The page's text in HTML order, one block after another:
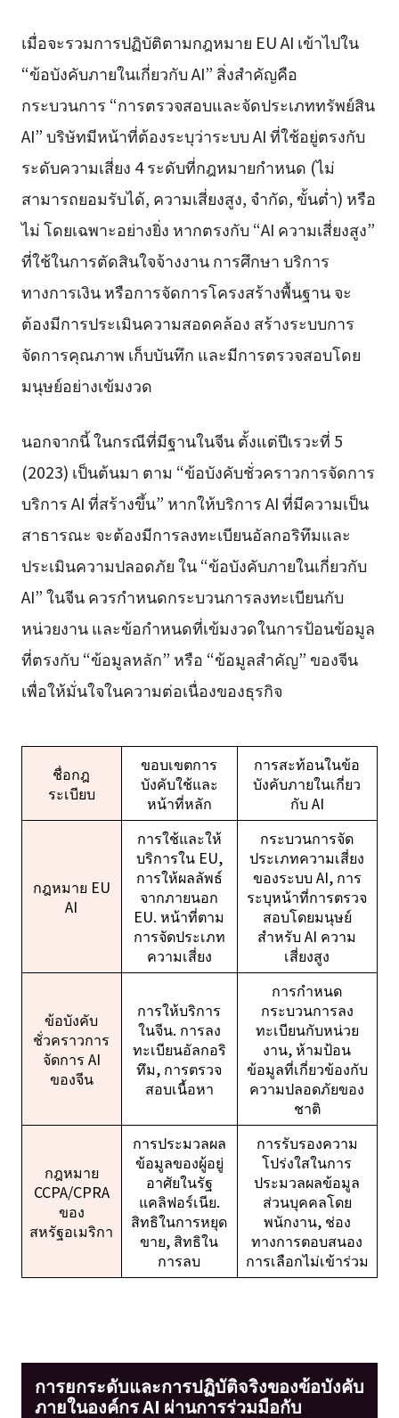
เมื่อจะรวมการปฏิบัติตามกฎหมาย EU AI เข้าไปใน
“ข้อบังคับภายในเกี่ยวกับ AI” สิ่งสำคัญคือ
กระบวนการ “การตรวจสอบและจัดประเภททรัพย์สิน
AI” บริษัทมีหน้าที่ต้องระบุว่าระบบ AI ที่ใช้อยู่ตรงกับ
ระดับความเสี่ยง 4 ระดับที่กฎหมายกำหนด (ไม่
สามารถยอมรับได้, ความเสี่ยงสูง, จำกัด, ขั้นต่ำ) หรือ
ไม่ โดยเฉพาะอย่างยิ่ง หากตรงกับ “AI ความเสี่ยงสูง”
ที่ใช้ในการตัดสินใจจ้างงาน การศึกษา บริการ
ทางการเงิน หรือการจัดการโครงสร้างพื้นฐาน จะ
ต้องมีการประเมินความสอดคล้อง สร้างระบบการ
จัดการคุณภาพ เก็บบันทึก และมีการตรวจสอบโดย
มนุษย์อย่างเข้มงวด
นอกจากนี้ ในกรณีที่มีฐานในจีน ตั้งแต่ปีเรวะที่ 5
(2023) เป็นต้นมา ตาม “ข้อบังคับชั่วคราวการจัดการ
บริการ AI ที่สร้างขึ้น” หากให้บริการ AI ที่มีความเป็น
สาธารณะ จะต้องมีการลงทะเบียนอัลกอริทึมและ
ประเมินความปลอดภัย ใน “ข้อบังคับภายในเกี่ยวกับ
AI” ในจีน ควรกำหนดกระบวนการลงทะเบียนกับ
หน่วยงาน และข้อกำหนดที่เข้มงวดในการป้อนข้อมูล
ที่ตรงกับ “ข้อมูลหลัก” หรือ “ข้อมูลสำคัญ” ของจีน
เพื่อให้มั่นใจในความต่อเนื่องของธุรกิจ
ชื่อกฎ
ระเบียบ
ขอบเขตการ
บังคับใช้และ
หน้าที่หลัก
การสะท้อนในข้อ
บังคับภายในเกี่ยว
กับ AI
กฎหมาย EU
AI
การใช้และให้
บริการใน EU,
การให้ผลลัพธ์
จากภายนอก
EU. หน้าที่ตาม
การจัดประเภท
ความเสี่ยง
กระบวนการจัด
ประเภทความเสี่ยง
ของระบบ AI, การ
ระบุหน้าที่การตรวจ
สอบโดยมนุษย์
สำหรับ AI ความ
เสี่ยงสูง
ข้อบังคับ
ชั่วคราวการ
จัดการ AI
ของจีน
การให้บริการ
ในจีน. การลง
ทะเบียนอัลกอริ
ทึม, การตรวจ
สอบเนื้อหา
การกำหนด
กระบวนการลง
ทะเบียนกับหน่วย
งาน, ห้ามป้อน
ข้อมูลที่เกี่ยวข้องกับ
ความปลอดภัยของ
ชาติ
กฎหมาย
CCPA/CPRA
ของ
สหรัฐอเมริกา
การประมวลผล
ข้อมูลของผู้อยู่
อาศัยในรัฐ
แคลิฟอร์เนีย.
สิทธิในการหยุด
ขาย, สิทธิใน
การลบ
การรับรองความ
โปร่งใสในการ
ประมวลผลข้อมูล
ส่วนบุคคลโดย
พนักงาน, ช่อง
ทางการตอบสนอง
การเลือกไม่เข้าร่วม
การยกระดับและการปฏิบัติจริงของข้อบังคับ
ภายในองค์กร AI ผ่านการร่วมมือกับ